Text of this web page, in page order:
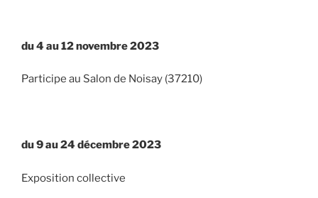
du 4 au 12 novembre 2023
Participe au Salon de Noisay (37210)
du 9 au 24 décembre 2023
Exposition collective